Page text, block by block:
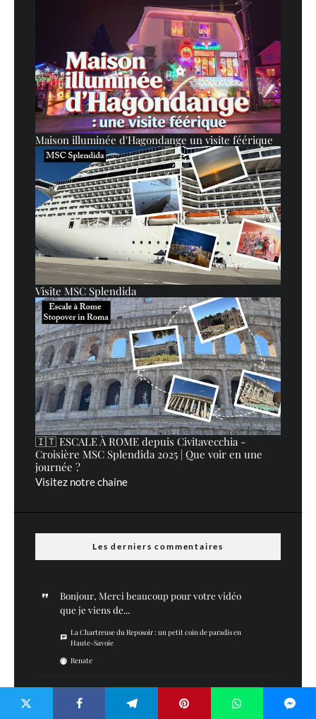
Maison illuminée d'Hagondange un visite féérique
Visite MSC Splendida
🇮🇹 ESCALE À ROME depuis Civitavecchia -
Croisière MSC Splendida 2025 | Que voir en une
journée ?
Visitez notre chaine
Les derniers commentaires
Bonjour, Merci beaucoup pour votre vidéo
que je viens de...
La Chartreuse du Reposoir : un petit coin de paradis en
Haute-Savoie
Renate
Merci :)